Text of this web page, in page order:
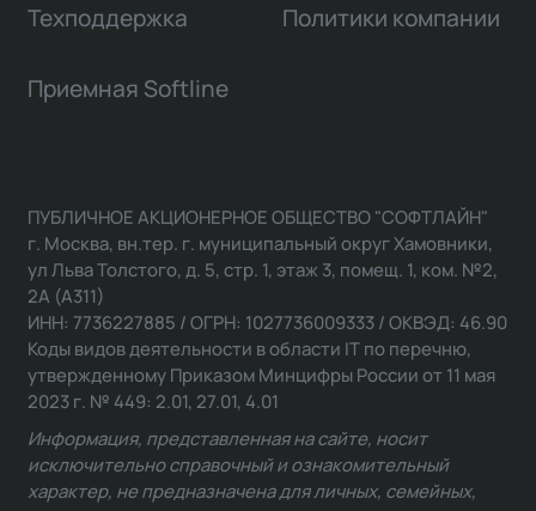
Техподдержка Политики компании
Приемная Softline
ПУБЛИЧНОЕ АКЦИОНЕРНОЕ ОБЩЕСТВО "СОФТЛАЙН"
г. Москва, вн.тер. г. муниципальный округ Хамовники,
ул Льва Толстого, д. 5, стр. 1, этаж 3, помещ. 1, ком. №2,
2А (А311)
ИНН: 7736227885 / ОГРН: 1027736009333 / ОКВЭД: 46.90
Коды видов деятельности в области IT по перечню,
утвержденному Приказом Минцифры России от 11 мая
2023 г. № 449: 2.01, 27.01, 4.01
Информация, представленная на сайте, носит
исключительно справочный и ознакомительный
характер, не предназначена для личных, семейных,